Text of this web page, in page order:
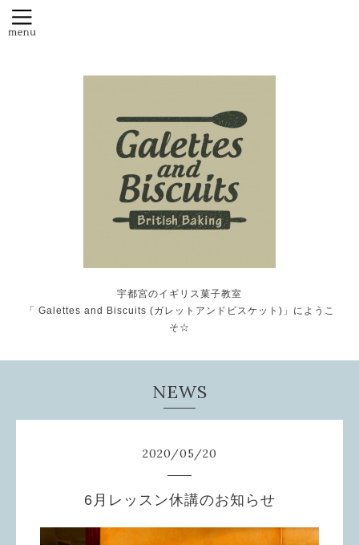
宇都宮のイギリス菓子教室
「 Galettes and Biscuits (ガレットアンドビスケット)」にようこ
そ☆
NEWS
2020/05/20
6月レッスン休講のお知らせ